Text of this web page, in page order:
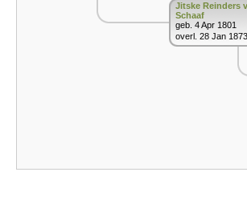
Jitske Reinders
Schaaf
geb. 4 Apr 1801
overl. 28 Jan 1873